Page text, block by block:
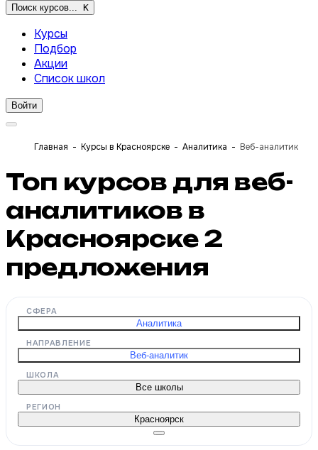
Поиск курсов... K
Курсы
Подбор
Акции
Список школ
Войти
Главная Курсы в Красноярске Аналитика Веб-аналитик
Топ курсов для веб-
аналитиков в
Красноярске 2
предложения
СФЕРА
Аналитика
НАПРАВЛЕНИЕ
Веб-аналитик
ШКОЛА
Все школы
РЕГИОН
Красноярск